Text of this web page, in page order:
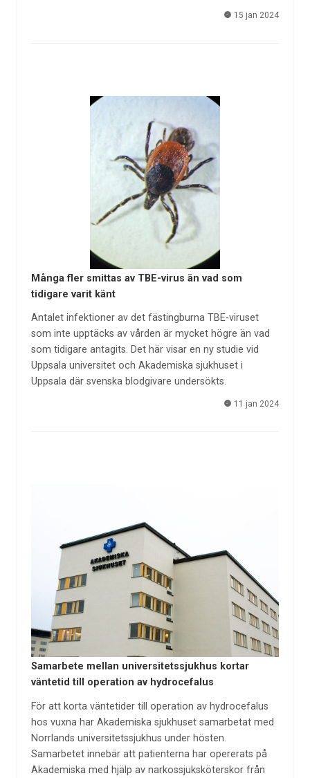
15 jan 2024
Många fler smittas av TBE-virus än vad som
tidigare varit känt
Antalet infektioner av det fästingburna TBE-viruset
som inte upptäcks av vården är mycket högre än vad
som tidigare antagits. Det här visar en ny studie vid
Uppsala universitet och Akademiska sjukhuset i
Uppsala där svenska blodgivare undersökts.
11 jan 2024
Samarbete mellan universitetssjukhus kortar
väntetid till operation av hydrocefalus
För att korta väntetider till operation av hydrocefalus
hos vuxna har Akademiska sjukhuset samarbetat med
Norrlands universitetssjukhus under hösten.
Samarbetet innebär att patienterna har opererats på
Akademiska med hjälp av narkossjuksköterskor från